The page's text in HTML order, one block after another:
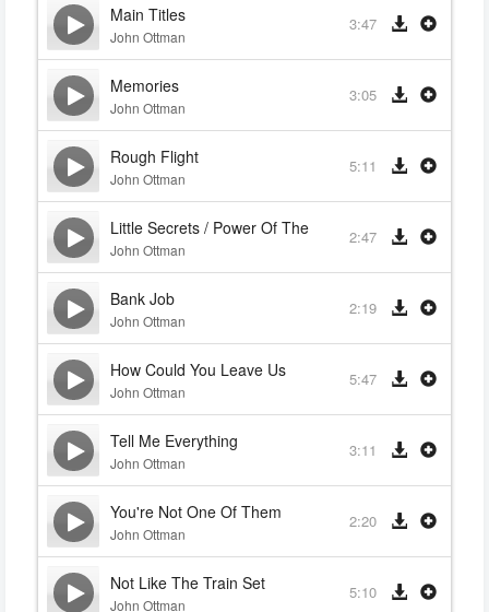
Main Titles
John Ottman
3:47
Memories
John Ottman
3:05
Rough Flight
John Ottman
5:11
Little Secrets / Power Of The
John Ottman
2:47
Bank Job
John Ottman
2:19
How Could You Leave Us
John Ottman
5:47
Tell Me Everything
John Ottman
3:11
You're Not One Of Them
John Ottman
2:20
Not Like The Train Set
John Ottman
5:10